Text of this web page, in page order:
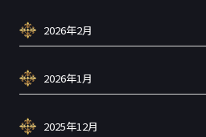
2026年2月
2026年1月
2025年12月